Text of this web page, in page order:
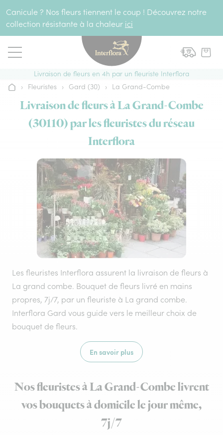
Canicule ? Nos fleurs tiennent le coup ! Découvrez notre
collection résistante à la chaleur ici
Livraison de fleurs en 4h par un fleuriste Interflora
Accueil
› Fleuristes › Gard (30) › La Grand-Combe
Livraison de fleurs à La Grand-Combe
(30110) par les fleuristes du réseau
Interflora
Les fleuristes Interflora assurent la livraison de fleurs à
La grand combe. Bouquet de fleurs livré en mains
propres, 7j/7, par un fleuriste à La grand combe.
Interflora Gard vous guide vers le meilleur choix de
bouquet de fleurs.
En savoir plus
Nos fleuristes à La Grand-Combe livrent
vos bouquets à domicile le jour même,
7j/7